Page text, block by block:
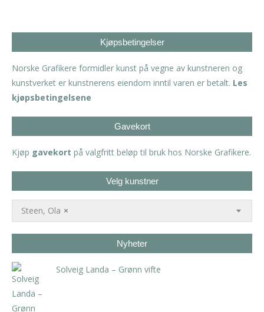
Kjøpsbetingelser
Norske Grafikere formidler kunst på vegne av kunstneren og
kunstverket er kunstnerens eiendom inntil varen er betalt. Les
kjøpsbetingelsene
Gavekort
Kjøp gavekort på valgfritt beløp til bruk hos Norske Grafikere.
Velg kunstner
×
Steen, Ola
Nyheter
Solveig Landa – Grønn vifte